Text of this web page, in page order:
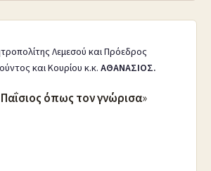
Λεμεσού και Πρόεδρος
και Κουρίου κ.κ. ΑΘΑΝΑΣΙΟΣ.
Παΐσιος όπως τον γνώρισα»